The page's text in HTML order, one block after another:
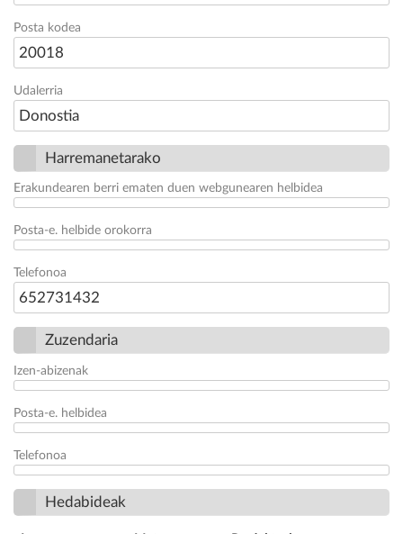
Posta kodea
20018
Udalerria
Donostia
Harremanetarako
Erakundearen berri ematen duen webgunearen helbidea
Posta-e. helbide orokorra
Telefonoa
652731432
Zuzendaria
Izen-abizenak
Posta-e. helbidea
Telefonoa
Hedabideak